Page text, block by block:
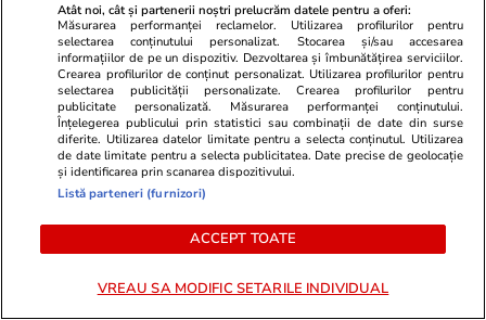
Știri România 07:00
Tragerile loto din 16 iulie 2026. Report de
peste 7,93 milioane de euro la Loto 6 din 49,
categoria I
Atât noi, cât și partenerii noștri prelucrăm datele pentru a oferi:
Măsurarea performanței reclamelor. Utilizarea profilurilor pentru
selectarea conținutului personalizat. Stocarea și/sau accesarea
informațiilor de pe un dispozitiv. Dezvoltarea și îmbunătățirea serviciilor.
Crearea profilurilor de conținut personalizat. Utilizarea profilurilor pentru
selectarea publicității personalizate. Crearea profilurilor pentru
publicitate personalizată. Măsurarea performanței conținutului.
Înțelegerea publicului prin statistici sau combinații de date din surse
diferite. Utilizarea datelor limitate pentru a selecta conținutul. Utilizarea
de date limitate pentru a selecta publicitatea. Date precise de geolocație
și identificarea prin scanarea dispozitivului.
Listă parteneri (furnizori)
ACCEPT TOATE
VREAU SA MODIFIC SETARILE INDIVIDUAL